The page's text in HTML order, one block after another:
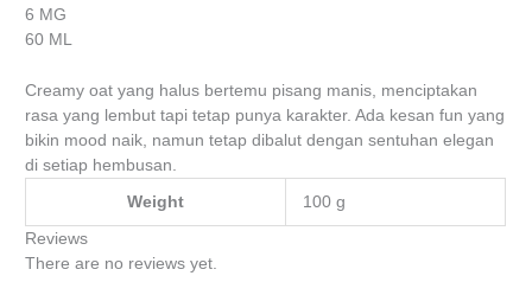
6 MG
60 ML
Creamy oat yang halus bertemu pisang manis, menciptakan
rasa yang lembut tapi tetap punya karakter. Ada kesan fun yang
bikin mood naik, namun tetap dibalut dengan sentuhan elegan
di setiap hembusan.
Weight 100 g
Reviews
There are no reviews yet.